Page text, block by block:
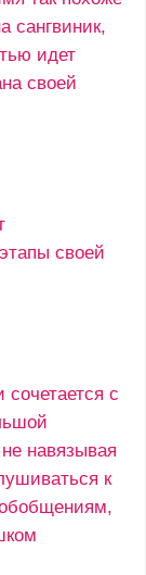
сангвиник,
идет
своей
своей
с
навязывая
к